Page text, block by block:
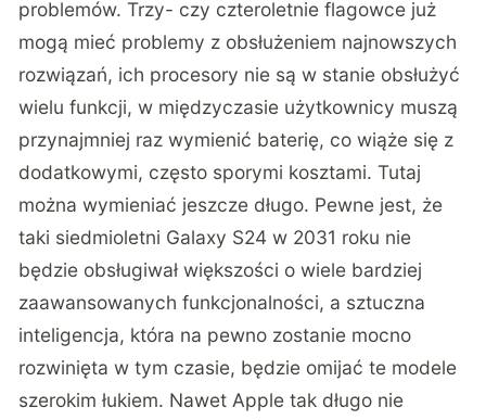
problemów. Trzy- czy czteroletnie flagowce już
mogą mieć problemy z obsłużeniem najnowszych
rozwiązań, ich procesory nie są w stanie obsłużyć
wielu funkcji, w międzyczasie użytkownicy muszą
przynajmniej raz wymienić baterię, co wiąże się z
dodatkowymi, często sporymi kosztami. Tutaj
można wymieniać jeszcze długo. Pewne jest, że
taki siedmioletni Galaxy S24 w 2031 roku nie
będzie obsługiwał większości o wiele bardziej
zaawansowanych funkcjonalności, a sztuczna
inteligencja, która na pewno zostanie mocno
rozwinięta w tym czasie, będzie omijać te modele
szerokim łukiem. Nawet Apple tak długo nie